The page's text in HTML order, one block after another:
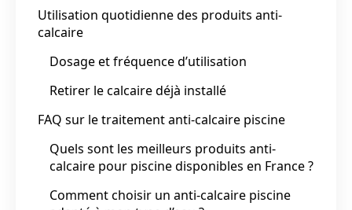
Utilisation quotidienne des produits anti-
calcaire
Dosage et fréquence d’utilisation
Retirer le calcaire déjà installé
FAQ sur le traitement anti-calcaire piscine
Quels sont les meilleurs produits anti-
calcaire pour piscine disponibles en France ?
Comment choisir un anti-calcaire piscine